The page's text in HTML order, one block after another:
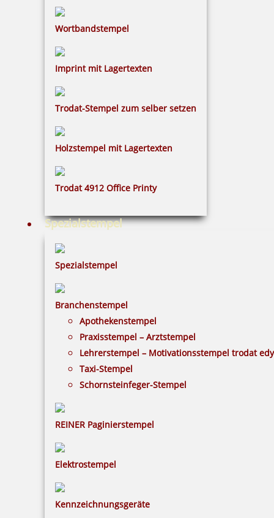
Wortbandstempel
Imprint mit Lagertexten
Trodat-Stempel zum selber setzen
Holzstempel mit Lagertexten
Trodat 4912 Office Printy
Spezialstempel
Spezialstempel
Branchenstempel
Apothekenstempel
Praxisstempel – Arztstempel
Lehrerstempel – Motivationsstempel trodat
Taxi-Stempel
Schornsteinfeger-Stempel
REINER Paginierstempel
Elektrostempel
Kennzeichnungsgeräte
8,37 €
Colop MAKE 2 Stempelkissen 110x70 mm